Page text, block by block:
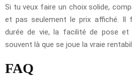
Si tu veux faire un choix solide,
et pas seulement le prix affiché. Il
durée de vie, la facilité de pose et
souvent là que se joue la vraie
FAQ